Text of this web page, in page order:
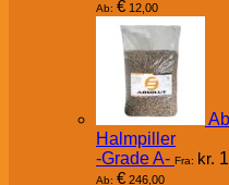
Ab: € 12,00
Halmpiller
-Grade A- Fra: kr.
Ab: € 246,00